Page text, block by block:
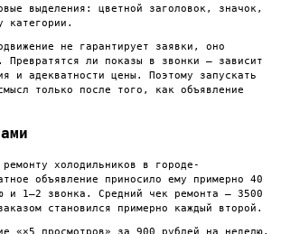
выделения: цветной заголовок, значок,
категории.
не гарантирует заявки, оно
Превратятся ли показы в звонки — зависит
и адекватности цены. Поэтому запускать
только после того, как объявление
холодильников в городе-
объявление приносило ему примерно 40
и 1–2 звонка. Средний чек ремонта — 3500
становился примерно каждый второй.
«×5 просмотров» за 900 рублей на неделю.